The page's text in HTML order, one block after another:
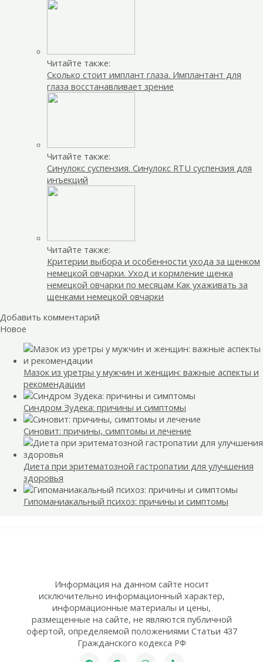
Читайте также:
Сколько стоит имплант глаза. Имплантант для
глаза восстанавливает зрение
Читайте также:
Синулокс суспензия. Синулокс RTU суспензия для
инъекций
Читайте также:
Критерии выбора и особенности ухода за щенком
немецкой овчарки. Уход и кормление щенка
немецкой овчарки по месяцам Как ухаживать за
щенками немецкой овчарки
Добавить комментарий
Новое
Мазок из уретры у мужчин и женщин: важные аспекты и
рекомендации
Синдром Зудека: причины и симптомы
Синовит: причины, симптомы и лечение
Диета при эритематозной гастропатии для улучшения
здоровья
Гипоманиакальный психоз: причины и симптомы
Информация на данном сайте носит
исключительно информационный характер,
информационные материалы и цены,
размещенные на сайте, не являются публичной
офертой, определяемой положениями Статьи 437
Гражданского кодекса РФ